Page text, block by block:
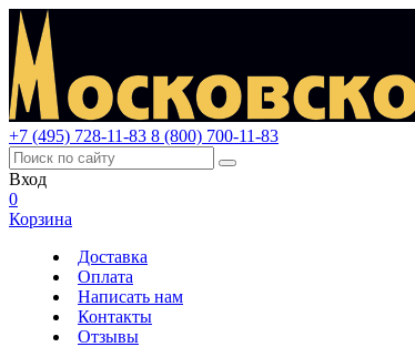
+7 (495) 728-11-83 8 (800) 700-11-83
Вход
0
Корзина
Доставка
Оплата
Написать нам
Контакты
Отзывы